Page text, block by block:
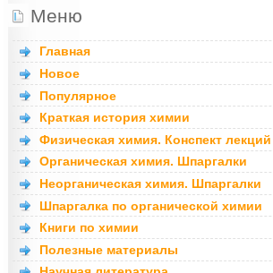
Меню
Главная
Новое
Популярное
Краткая история химии
Физическая химия. Конспект лекций
Органическая химия. Шпаргалки
Неорганическая химия. Шпаргалки
Шпаргалка по органической химии
Книги по химии
Полезные материалы